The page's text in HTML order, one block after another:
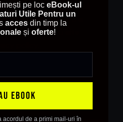
fi folosite pentru a vă
site web, pentru a
dvs. și pentru alte
pe loc eBook-ul
Utile Pentru un
acces din timp la
și oferte!
EBOOK
acordul de a primi mail-uri în